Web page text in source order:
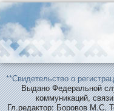
**Свидетельство о
Выдано Федеральной
коммуникаций,
Гл.редактор: Боровов М.С.